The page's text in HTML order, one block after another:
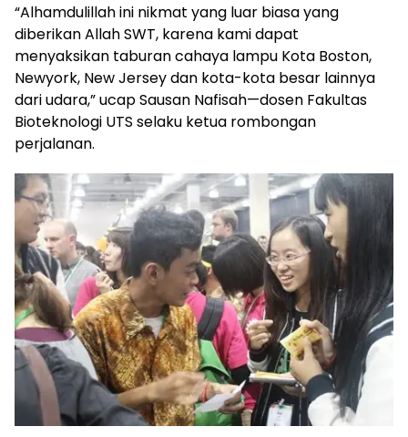
“Alhamdulillah ini nikmat yang luar biasa yang
diberikan Allah SWT, karena kami dapat
menyaksikan taburan cahaya lampu Kota Boston,
Newyork, New Jersey dan kota-kota besar lainnya
dari udara,” ucap Sausan Nafisah—dosen Fakultas
Bioteknologi UTS selaku ketua rombongan
perjalanan.